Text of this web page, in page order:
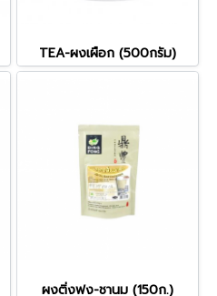
TEA-ผงเผือก (500กรัม)
ผงติ่งฟง-ชานม (150ก.)